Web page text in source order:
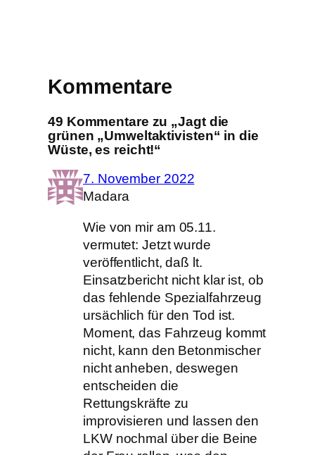
Kommentare
49 Kommentare zu „Jagt die
grünen „Umweltaktivisten“ in die
Wüste, es reicht!“
7. November 2022
Madara
Wie von mir am 05.11.
vermutet: Jetzt wurde
veröffentlicht, daß lt.
Einsatzbericht nicht klar ist, ob
das fehlende Spezialfahrzeug
ursächlich für den Tod ist.
Moment, das Fahrzeug kommt
nicht, kann den Betonmischer
nicht anheben, deswegen
entscheiden die
Rettungskräfte zu
improvisieren und lassen den
LKW nochmal über die Beine